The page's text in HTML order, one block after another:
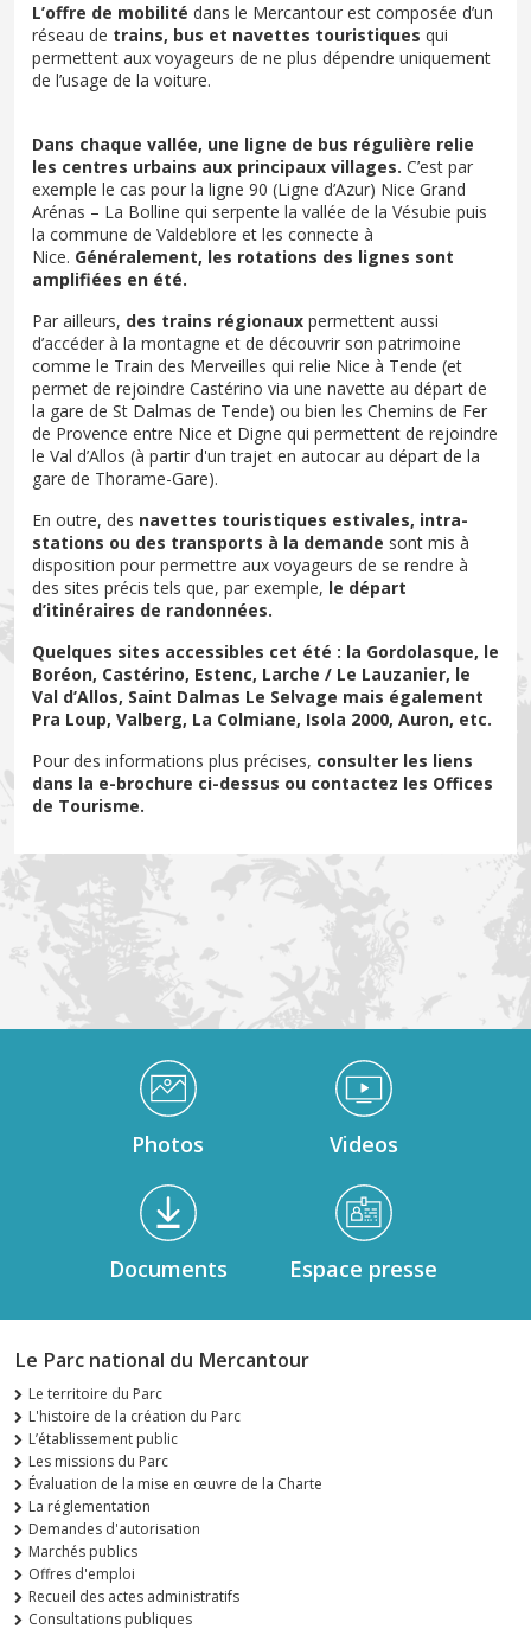
L’offre de mobilité dans le Mercantour est composée d’un
réseau de trains, bus et navettes touristiques qui
permettent aux voyageurs de ne plus dépendre uniquement
de l’usage de la voiture.
Dans chaque vallée, une ligne de bus régulière relie
les centres urbains aux principaux villages. C’est par
exemple le cas pour la ligne 90 (Ligne d’Azur) Nice Grand
Arénas – La Bolline qui serpente la vallée de la Vésubie puis
la commune de Valdeblore et les connecte à
Nice. Généralement, les rotations des lignes sont
amplifiées en été.
Par ailleurs, des trains régionaux permettent aussi
d’accéder à la montagne et de découvrir son patrimoine
comme le Train des Merveilles qui relie Nice à Tende (et
permet de rejoindre Castérino via une navette au départ de
la gare de St Dalmas de Tende) ou bien les Chemins de Fer
de Provence entre Nice et Digne qui permettent de rejoindre
le Val d’Allos (à partir d'un trajet en autocar au départ de la
gare de Thorame-Gare).
En outre, des navettes touristiques estivales, intra-
stations ou des transports à la demande sont mis à
disposition pour permettre aux voyageurs de se rendre à
des sites précis tels que, par exemple, le départ
d’itinéraires de randonnées.
Quelques sites accessibles cet été : la Gordolasque, le
Boréon, Castérino, Estenc, Larche / Le Lauzanier, le
Val d’Allos, Saint Dalmas Le Selvage mais également
Pra Loup, Valberg, La Colmiane, Isola 2000, Auron, etc.
Pour des informations plus précises, consulter les liens
dans la e-brochure ci-dessus ou contactez les Offices
de Tourisme.
Médiathèque Footer
Photos Videos
Documents Espace presse
Le Parc national du Mercantour
Le territoire du Parc
L'histoire de la création du Parc
L’établissement public
Les missions du Parc
Évaluation de la mise en œuvre de la Charte
La réglementation
Demandes d'autorisation
Marchés publics
Offres d'emploi
Recueil des actes administratifs
Consultations publiques